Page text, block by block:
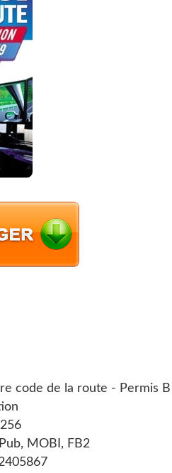
code de la route - Permis B
MOBI, FB2